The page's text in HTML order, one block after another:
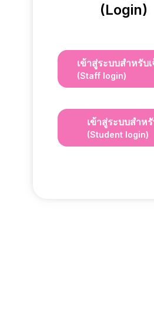
(Login)
เข้าสู่ระบบสำหรับ
(Staff login)
เข้าสู่ระบบสำห
(Student login)